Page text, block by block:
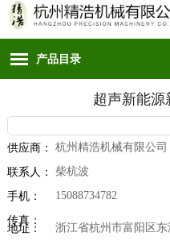
产品目录
超声新能源
供应商： 杭州精浩机械有限公司
联系人： 柴杭波
手机： 15088734782
传真：
地址： 浙江省杭州市富阳区